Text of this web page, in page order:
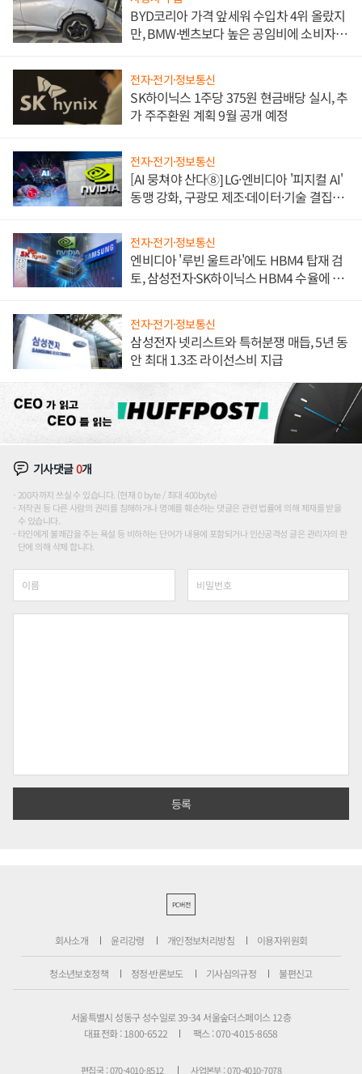
BYD코리아 가격 앞세워 수입차 4위 올랐지
만, BMW·벤츠보다 높은 공임비에 소비자
전자·전기·정보통신
SK하이닉스 1주당 375원 현금배당 실시, 추
가 주주환원 계획 9월 공개 예정
전자·전기·정보통신
[AI 뭉쳐야 산다⑧] LG·엔비디아 '피지컬 AI'
동맹 강화, 구광모 제조·데이터·기술 결집
전자·전기·정보통신
엔비디아 '루빈 울트라'에도 HBM4 탑재 검
토, 삼성전자·SK하이닉스 HBM4 수율에 주
전자·전기·정보통신
삼성전자 넷리스트와 특허분쟁 매듭, 5년 동
안 최대 1.3조 라이선스비 지급
기사댓글0개
200자까지 쓰실 수 있습니다. (현재 0 byte / 최대 400byte)
저작권 등 다른 사람의 권리를 침해하거나 명예를 훼손하는 댓글은 관련 법률에 의해 제재를 받을
수 있습니다.
타인에게 불쾌감을 주는 욕설 등 비하하는 단어가 내용에 포함되거나 인신공격성 글은 관리자의 판
단에 의해 삭제 합니다.
PC버전
회사소개 윤리강령 개인정보처리방침 이용자위원회
청소년보호정책 정정·반론보도 기사심의규정 불편신고
서울특별시 성동구 성수일로 39-34 서울숲더스페이스 12층
대표전화 : 1800-6522
팩스 : 070-4015-8658
편집국 : 070-4010-8512 사업본부 : 070-4010-7078